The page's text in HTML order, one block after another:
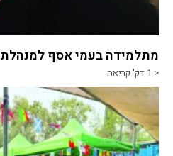
מתלמידה בעמי אסף למנהלת
< 1 דק' קריאה